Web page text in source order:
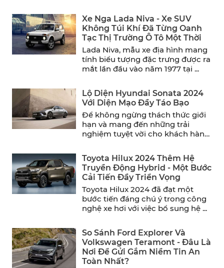
Xe Nga Lada Niva - Xe SUV
Không Túi Khí Đã Từng Oanh
Tạc Thị Trường Ô Tô Một Thời
Lada Niva, mẫu xe địa hình mang
tính biểu tượng đặc trưng được ra
mắt lần đầu vào năm 1977 tại ...
Lộ Diện Hyundai Sonata 2024
Với Diện Mạo Đầy Táo Bạo
Để không ngừng thách thức giới
hạn và mang đến những trải
nghiệm tuyệt vời cho khách hàng,
Toyota Hilux 2024 Thêm Hệ
Truyền Động Hybrid - Một Bước
Cải Tiến Đầy Triển Vọng
Toyota Hilux 2024 đã đạt một
bước tiến đáng chú ý trong công
nghệ xe hơi với việc bổ sung hệ ...
So Sánh Ford Explorer Và
Volkswagen Teramont - Đâu Là
Nơi Để Gửi Gắm Niềm Tin An
Toàn Nhất?